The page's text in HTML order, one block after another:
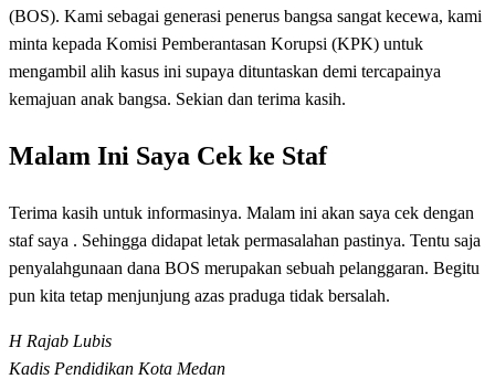
(BOS). Kami sebagai generasi penerus bangsa sangat kecewa, kami
minta kepada Komisi Pemberantasan Korupsi (KPK) untuk
mengambil alih kasus ini supaya dituntaskan demi tercapainya
kemajuan anak bangsa. Sekian dan terima kasih.
Malam Ini Saya Cek ke Staf
Terima kasih untuk informasinya. Malam ini akan saya cek dengan
staf saya . Sehingga didapat letak permasalahan pastinya. Tentu saja
penyalahgunaan dana BOS merupakan sebuah pelanggaran. Begitu
pun kita tetap menjunjung azas praduga tidak bersalah.
H Rajab Lubis
Kadis Pendidikan Kota Medan